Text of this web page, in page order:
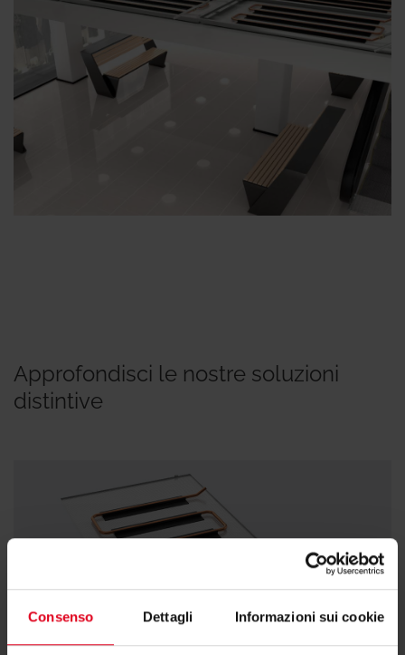
Consenso Dettagli Informazioni sui cookie
Approfondisci le nostre soluzioni
distintive